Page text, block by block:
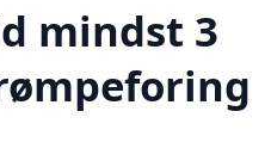
mindst 3